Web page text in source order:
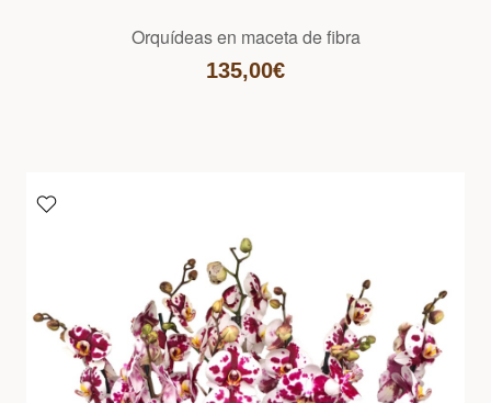
Orquídeas en maceta de fibra
135,00€